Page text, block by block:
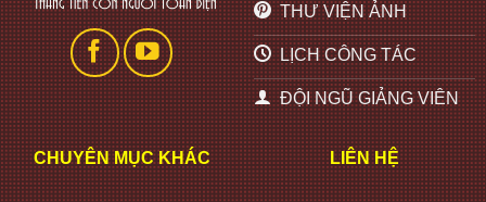
THƯ VIỆN ẢNH
LỊCH CÔNG TÁC
ĐỘI NGŨ GIẢNG VIÊN
CHUYÊN MỤC KHÁC LIÊN HỆ